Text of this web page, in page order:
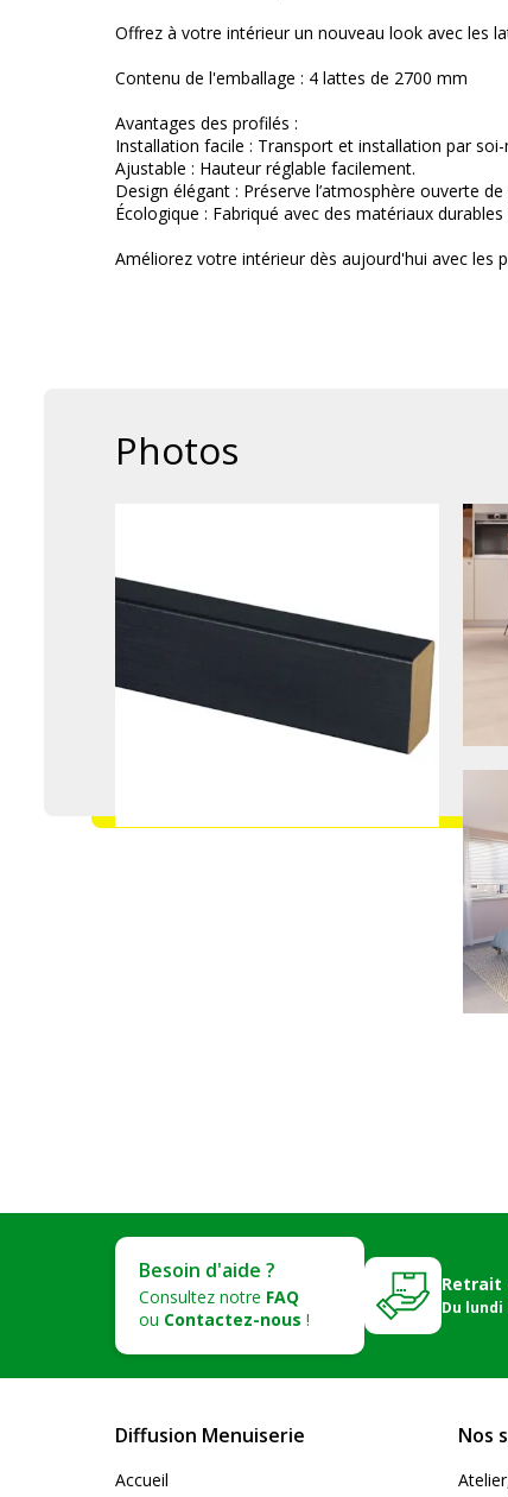
Offrez à votre intérieur un nouveau look avec les
Contenu de l'emballage : 4 lattes de 2700 mm
Avantages des profilés :
Installation facile : Transport et installation par
Ajustable : Hauteur réglable facilement.
Design élégant : Préserve l’atmosphère ouverte
Écologique : Fabriqué avec des matériaux
Améliorez votre intérieur dès aujourd'hui avec les
Photos
Besoin d'aide ?
Consultez notre FAQ
ou Contactez-nous !
Retrait
Du
Diffusion Menuiserie
Accueil
Nos